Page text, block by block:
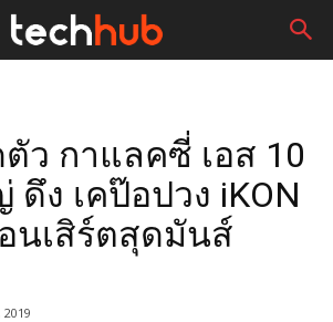
ว กาแลคซี่ เอส 10
ดึง เคป๊อปวง iKON
นเสิร์ตสุดมันส์